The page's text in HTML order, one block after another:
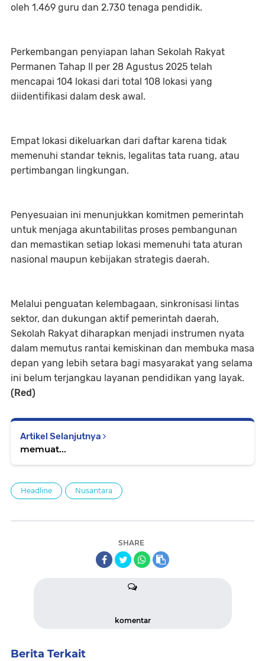
oleh 1.469 guru dan 2.730 tenaga pendidik.
Perkembangan penyiapan lahan Sekolah Rakyat
Permanen Tahap II per 28 Agustus 2025 telah
mencapai 104 lokasi dari total 108 lokasi yang
diidentifikasi dalam desk awal.
Empat lokasi dikeluarkan dari daftar karena tidak
memenuhi standar teknis, legalitas tata ruang, atau
pertimbangan lingkungan.
Penyesuaian ini menunjukkan komitmen pemerintah
untuk menjaga akuntabilitas proses pembangunan
dan memastikan setiap lokasi memenuhi tata aturan
nasional maupun kebijakan strategis daerah.
Melalui penguatan kelembagaan, sinkronisasi lintas
sektor, dan dukungan aktif pemerintah daerah,
Sekolah Rakyat diharapkan menjadi instrumen nyata
dalam memutus rantai kemiskinan dan membuka masa
depan yang lebih setara bagi masyarakat yang selama
ini belum terjangkau layanan pendidikan yang layak.
(Red)
Artikel Selanjutnya
memuat...
Headline Nusantara
SHARE
komentar
Berita Terkait